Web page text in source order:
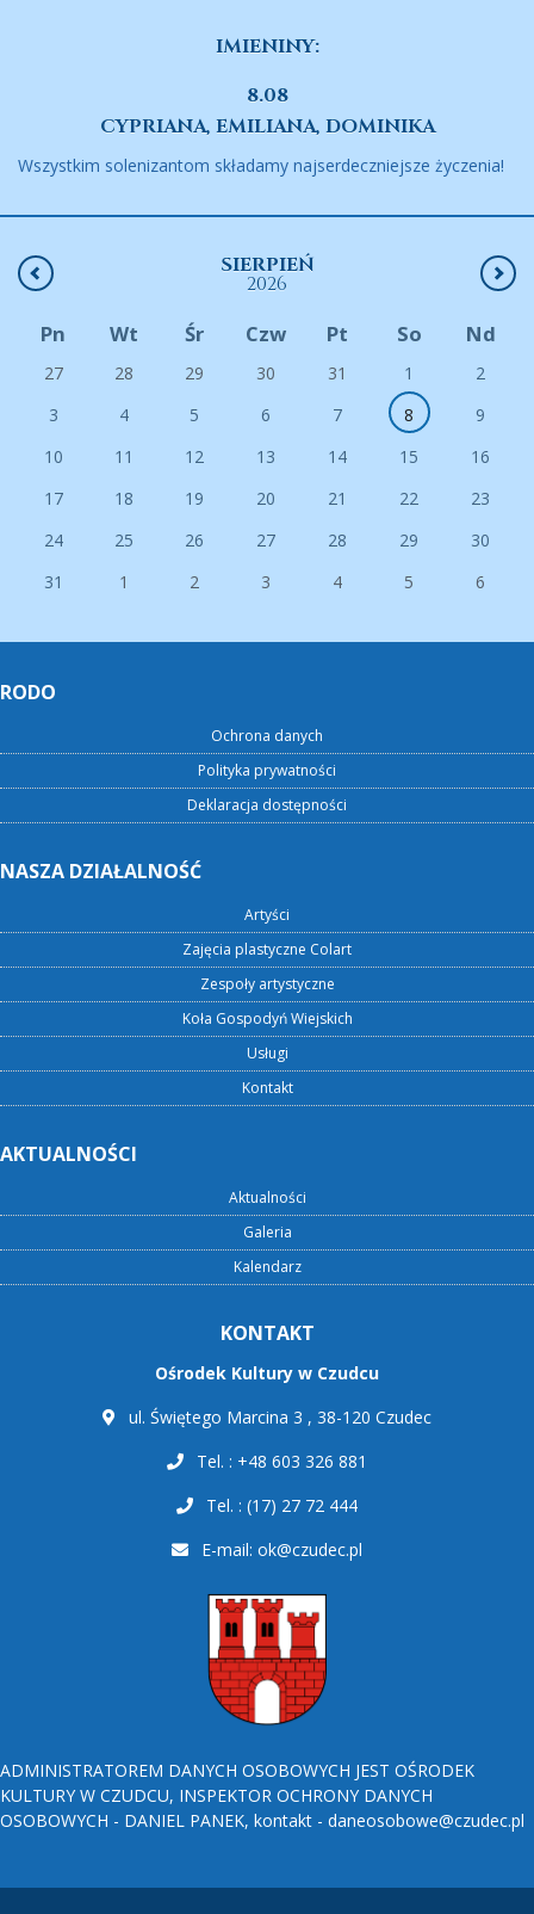
IMIENINY:
8.08
CYPRIANA, EMILIANA, DOMINIKA
Wszystkim solenizantom składamy najserdeczniejsze życzenia!
SIERPIEŃ
2026
Pn Wt Śr Czw Pt So Nd
27 28 29 30 31 1
2
3
4 5 6 7 8
9
10
11 12 13 14 15
16
17
18 19 20 21 22
23
24
25 26 27 28 29
30
31
1 2 3 4 5 6
RODO
Ochrona danych
Polityka prywatności
Deklaracja dostępności
NASZA DZIAŁALNOŚĆ
Artyści
Zajęcia plastyczne Colart
Zespoły artystyczne
Koła Gospodyń Wiejskich
Usługi
Kontakt
AKTUALNOŚCI
Aktualności
Galeria
Kalendarz
KONTAKT
Ośrodek Kultury w Czudcu
ul. Świętego Marcina 3 , 38-120 Czudec
Tel. : +48 603 326 881
Tel. : (17) 27 72 444
E-mail: ok@czudec.pl
ADMINISTRATOREM DANYCH OSOBOWYCH JEST OŚRODEK
KULTURY W CZUDCU, INSPEKTOR OCHRONY DANYCH
OSOBOWYCH - DANIEL PANEK, kontakt - daneosobowe@czudec.pl